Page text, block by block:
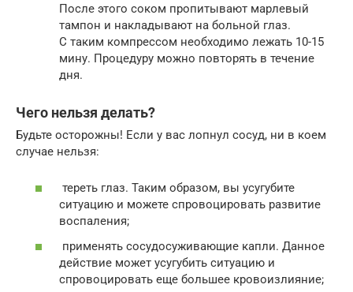
После этого соком пропитывают марлевый
тампон и накладывают на больной глаз.
С таким компрессом необходимо лежать 10-15
мину. Процедуру можно повторять в течение
дня.
Чего нельзя делать?
Будьте осторожны! Если у вас лопнул сосуд, ни в коем
случае нельзя:
тереть глаз. Таким образом, вы усугубите
ситуацию и можете спровоцировать развитие
воспаления;
применять сосудосуживающие капли. Данное
действие может усугубить ситуацию и
спровоцировать еще большее кровоизлияние;